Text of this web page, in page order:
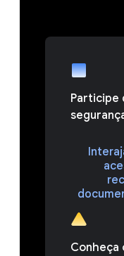
Participe
Conheça